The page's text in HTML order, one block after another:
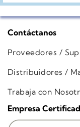
Contáctanos
Proveedores /
Distribuidores /
Trabaja con
Empresa